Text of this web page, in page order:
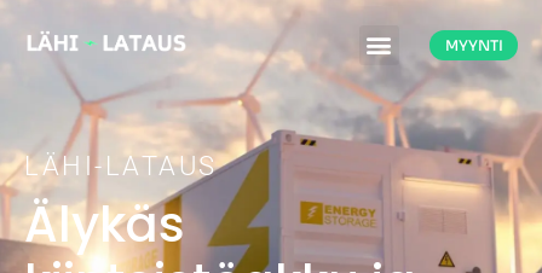
MYYNTI
LÄHI-LATAUS
Älykäs